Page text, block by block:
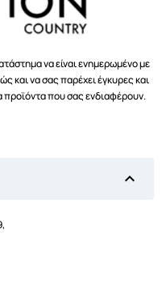
να είναι ενημερωμένο με
και να σας παρέχει έγκυρες και
προϊόντα που σας ενδιαφέρουν.
